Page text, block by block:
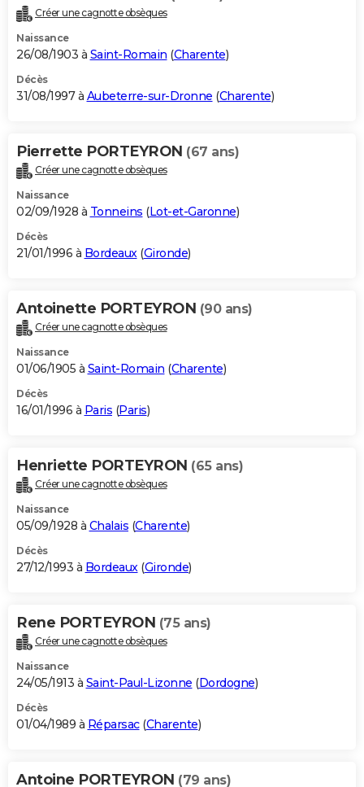
Créer une cagnotte obsèques
Naissance
26/08/1903 à Saint-Romain (Charente)
Décès
31/08/1997 à Aubeterre-sur-Dronne (Charente)
Pierrette PORTEYRON (67 ans)
Créer une cagnotte obsèques
Naissance
02/09/1928 à Tonneins (Lot-et-Garonne)
Décès
21/01/1996 à Bordeaux(Gironde)
Antoinette PORTEYRON (90 ans)
Créer une cagnotte obsèques
Naissance
01/06/1905 à Saint-Romain (Charente)
Décès
16/01/1996 à Paris (Paris)
Henriette PORTEYRON (65 ans)
Créer une cagnotte obsèques
Naissance
05/09/1928 à Chalais (Charente)
Décès
27/12/1993 à Bordeaux(Gironde)
Rene PORTEYRON (75 ans)
Créer une cagnotte obsèques
Naissance
24/05/1913 à Saint-Paul-Lizonne (Dordogne)
Décès
01/04/1989 à Réparsac(Charente)
Antoine PORTEYRON (79 ans)